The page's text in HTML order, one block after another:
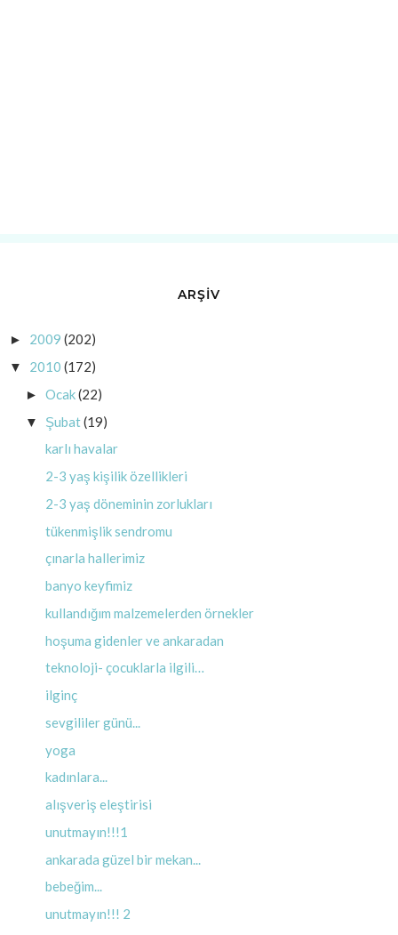
ARŞİV
► 2009 (202)
▼ 2010 (172)
► Ocak(22)
▼ Şubat(19)
karlı havalar
2-3 yaş kişilik özellikleri
2-3 yaş döneminin zorlukları
tükenmişlik sendromu
çınarla hallerimiz
banyo keyfimiz
kullandığım malzemelerden örnekler
hoşuma gidenler ve ankaradan
teknoloji- çocuklarla ilgili…
ilginç
sevgililer günü...
yoga
kadınlara...
alışveriş eleştirisi
unutmayın!!!1
ankarada güzel bir mekan...
bebeğim...
unutmayın!!! 2